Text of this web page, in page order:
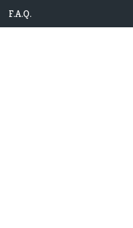
F.A.Q.